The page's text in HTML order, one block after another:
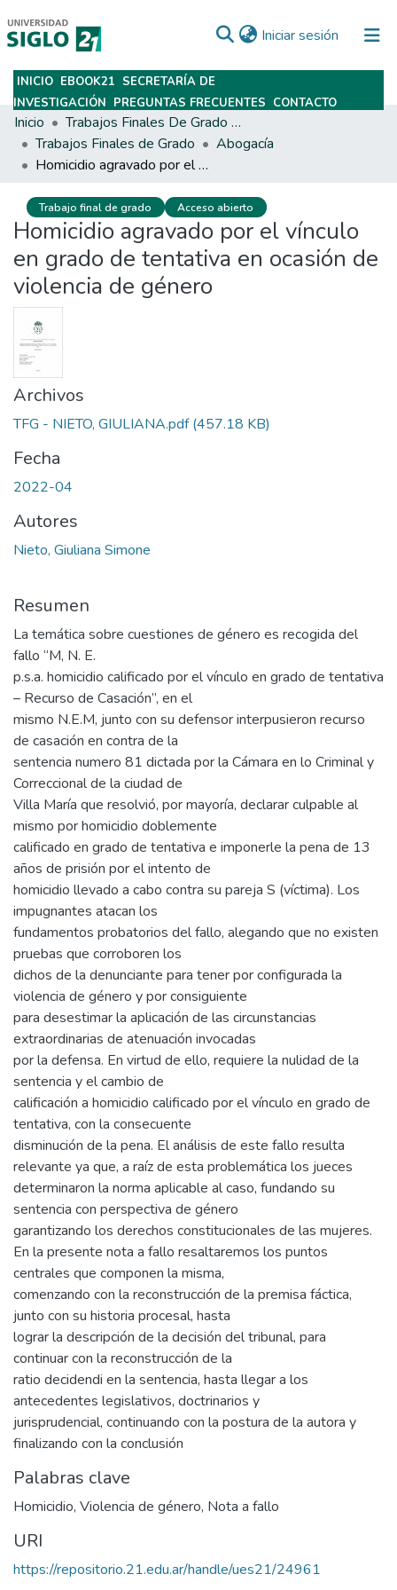
Iniciar sesión (current)
Subir
INICIO EBOOK21 SECRETARÍA DE
INVESTIGACIÓN PREGUNTAS FRECUENTES CONTACTO
Inicio
Trabajos Finales De Grado Y Posgrado
Trabajos Finales de Grado
Abogacía
Homicidio agravado por el vínculo en grado de tentativa en ocasión de violencia de género
Trabajo final de grado Acceso abierto
Homicidio agravado por el vínculo
en grado de tentativa en ocasión de
violencia de género
Archivos
TFG - NIETO, GIULIANA.pdf(457.18 KB)
Fecha
2022-04
Autores
Nieto, Giuliana Simone
Resumen
La temática sobre cuestiones de género es recogida del
fallo “M, N. E.
p.s.a. homicidio calificado por el vínculo en grado de tentativa
– Recurso de Casación”, en el
mismo N.E.M, junto con su defensor interpusieron recurso
de casación en contra de la
sentencia numero 81 dictada por la Cámara en lo Criminal y
Correccional de la ciudad de
Villa María que resolvió, por mayoría, declarar culpable al
mismo por homicidio doblemente
calificado en grado de tentativa e imponerle la pena de 13
años de prisión por el intento de
homicidio llevado a cabo contra su pareja S (víctima). Los
impugnantes atacan los
fundamentos probatorios del fallo, alegando que no existen
pruebas que corroboren los
dichos de la denunciante para tener por configurada la
violencia de género y por consiguiente
para desestimar la aplicación de las circunstancias
extraordinarias de atenuación invocadas
por la defensa. En virtud de ello, requiere la nulidad de la
sentencia y el cambio de
calificación a homicidio calificado por el vínculo en grado de
tentativa, con la consecuente
disminución de la pena. El análisis de este fallo resulta
relevante ya que, a raíz de esta problemática los jueces
determinaron la norma aplicable al caso, fundando su
sentencia con perspectiva de género
garantizando los derechos constitucionales de las mujeres.
En la presente nota a fallo resaltaremos los puntos
centrales que componen la misma,
comenzando con la reconstrucción de la premisa fáctica,
junto con su historia procesal, hasta
lograr la descripción de la decisión del tribunal, para
continuar con la reconstrucción de la
ratio decidendi en la sentencia, hasta llegar a los
antecedentes legislativos, doctrinarios y
jurisprudencial, continuando con la postura de la autora y
finalizando con la conclusión
Palabras clave
Homicidio, Violencia de género, Nota a fallo
URI
https://repositorio.21.edu.ar/handle/ues21/24961